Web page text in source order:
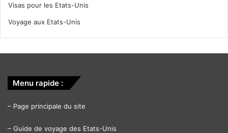
Visas pour les Etats-Unis
Voyage aux Etats-Unis
Menu rapide :
– Page principale du site
– Guide de voyage des Etats-Unis